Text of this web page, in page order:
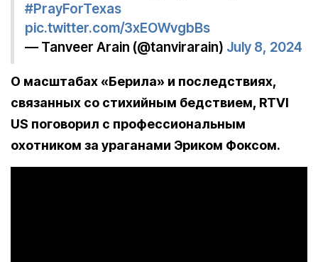
#PrayForTexas
pic.twitter.com/3xEOWvgbBs
— Tanveer Arain (@tanvirarain) July 8, 2024
О масштабах «Берила» и последствиях,
связанных со стихийным бедствием, RTVI
US поговорил с профессиональным
охотником за ураганами Эриком Фоксом.